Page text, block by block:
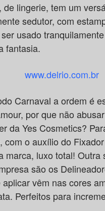
de lingerie, tem um
sedutor, com
usado
fantasia.
www.delrio.com.br
Carnaval a ordem é
por que não
da Yes Cosmetics?
com o auxílio do
marca, luxo total! Outra
são os
aplicar vêm nas cores
Perfeitos para